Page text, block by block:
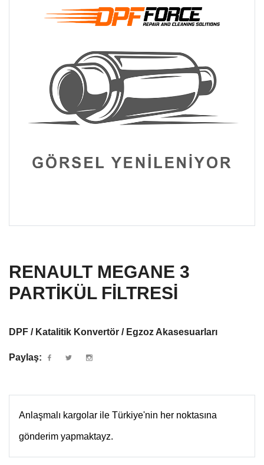
RENAULT MEGANE 3
PARTİKÜL FİLTRESİ
DPF / Katalitik Konvertör / Egzoz Akasesuarları
Paylaş:
Anlaşmalı kargolar ile Türkiye'nin her noktasına
gönderim yapmaktayz.